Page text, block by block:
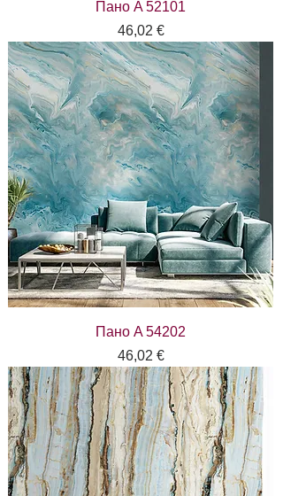
Пано A 52101
Цена
46,02 €
Пано A 54202
Цена
46,02 €